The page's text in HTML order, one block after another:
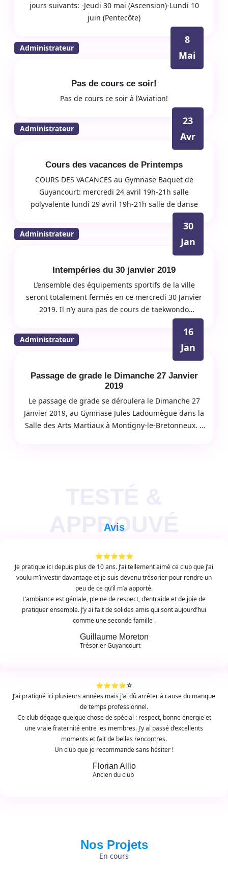
jours suivants: -Jeudi 30 mai (Ascension)-Lundi 10
juin (Pentecôte)
Administrateur
8
Mai
Pas de cours ce soir!
Pas de cours ce soir à l’Aviation!
Administrateur
23
Avr
Cours des vacances de Printemps
COURS DES VACANCES au Gymnase Baquet de
Guyancourt: mercredi 24 avril 19h-21h salle
polyvalente lundi 29 avril 19h-21h salle de danse
Administrateur
30
Jan
Intempéries du 30 janvier 2019
L’ensemble des équipements sportifs de la ville
seront totalement fermés en ce mercredi 30 Janvier
2019. Il n’y aura pas de cours de taekwondo
Administrateur
16
Jan
Passage de grade le Dimanche 27 Janvier
2019
Le passage de grade se déroulera le Dimanche 27
Janvier 2019, au Gymnase Jules Ladoumègue dans la
Salle des Arts Martiaux à Montigny-le-Bretonneux. –
APPROUVÉ
Avis
⭐⭐⭐⭐⭐
Je pratique ici depuis plus de 10 ans. J’ai tellement aimé ce club que j’ai
voulu m’investir davantage et je suis devenu trésorier pour rendre un
peu de ce qu’il m’a apporté.
L’ambiance est géniale, pleine de respect, d’entraide et de joie de
pratiquer ensemble. J’y ai fait de solides amis qui sont aujourd’hui
comme une seconde famille .
Guillaume Moreton
Trésorier Guyancourt
⭐⭐⭐⭐☆
J’ai pratiqué ici plusieurs années mais j’ai dû arrêter à cause du manque
de temps professionnel.
Ce club dégage quelque chose de spécial : respect, bonne énergie et
une vraie fraternité entre les membres. J’y ai passé d’excellents
moments et fait de belles rencontres.
Un club que je recommande sans hésiter !
Florian Allio
Ancien du club
Nos Projets
En cours